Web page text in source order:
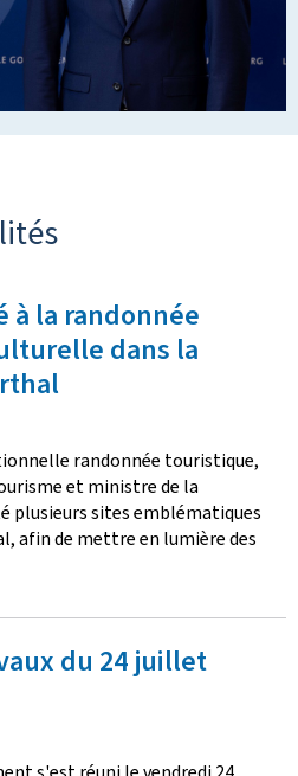
à la randonnée
dans la
randonnée touristique,
et ministre de la
plusieurs sites emblématiques
afin de mettre en lumière des
du 24 juillet